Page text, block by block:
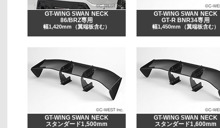
GT-WING SWAN NECK
86/BRZ専用
幅1,420mm（翼端板含む）
GT-WING SWAN NECK
GT-R BNR34専用
幅1,450mm（翼端板含む）
GT-WING SWAN NECK
スタンダード1,500mm
GT-WING SWAN NECK
スタンダード1,600mm